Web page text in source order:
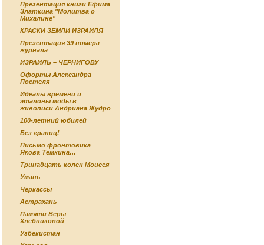
Презентация книги Ефима
Златкина "Молитва о
Михалине"
КРАСКИ ЗЕМЛИ ИЗРАИЛЯ
Презентация 39 номера
журнала
ИЗРАИЛЬ – ЧЕРНИГОВУ
Офорты Александра
Постеля
Идеалы времени и
эталоны моды в
живописи Андриана Жудро
100-летний юбилей
Без границ!
Письмо фронтовика
Якова Темкина…
Тринадцать колен Моисея
Умань
Черкассы
Астрахань
Памяти Веры
Хлебниковой
Узбекистан